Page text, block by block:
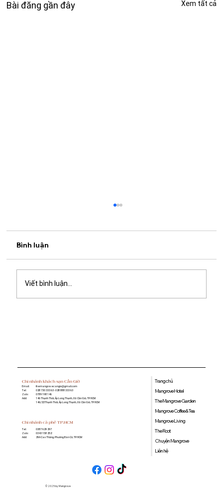
Bài đăng gần đây Xem tất cả
Bình luận
Viết bình luận...
Chi nhánh khách sạn Cần Giờ
Email:
Tel:
Zalo:
Add:
themangrovecangio@gmail.com
028 730 333 63 - 028 888 333 63
0789 198 146
146 Thạnh Thới, Ấp Long Thạnh, Xã Cần Giờ, TP. HCM
146/22 Thạnh Thới, Ấp Long Thạnh, Xã Cần Giờ, TP. HCM
Trang chủ
Mangrove Hotel
The Mangrove Garden
Mangrove Coffee & Tea
Mangrove Living
The Root
Chuyện Mangrove
Liên hệ
Chi nhánh cà phê TP.HCM
Tel:
Zalo:
Add:
0387 629 297
0343 158 252
29A Cao Thắng, Phường Bàn Cờ, TP. HCM
© 2025 by Mangrove